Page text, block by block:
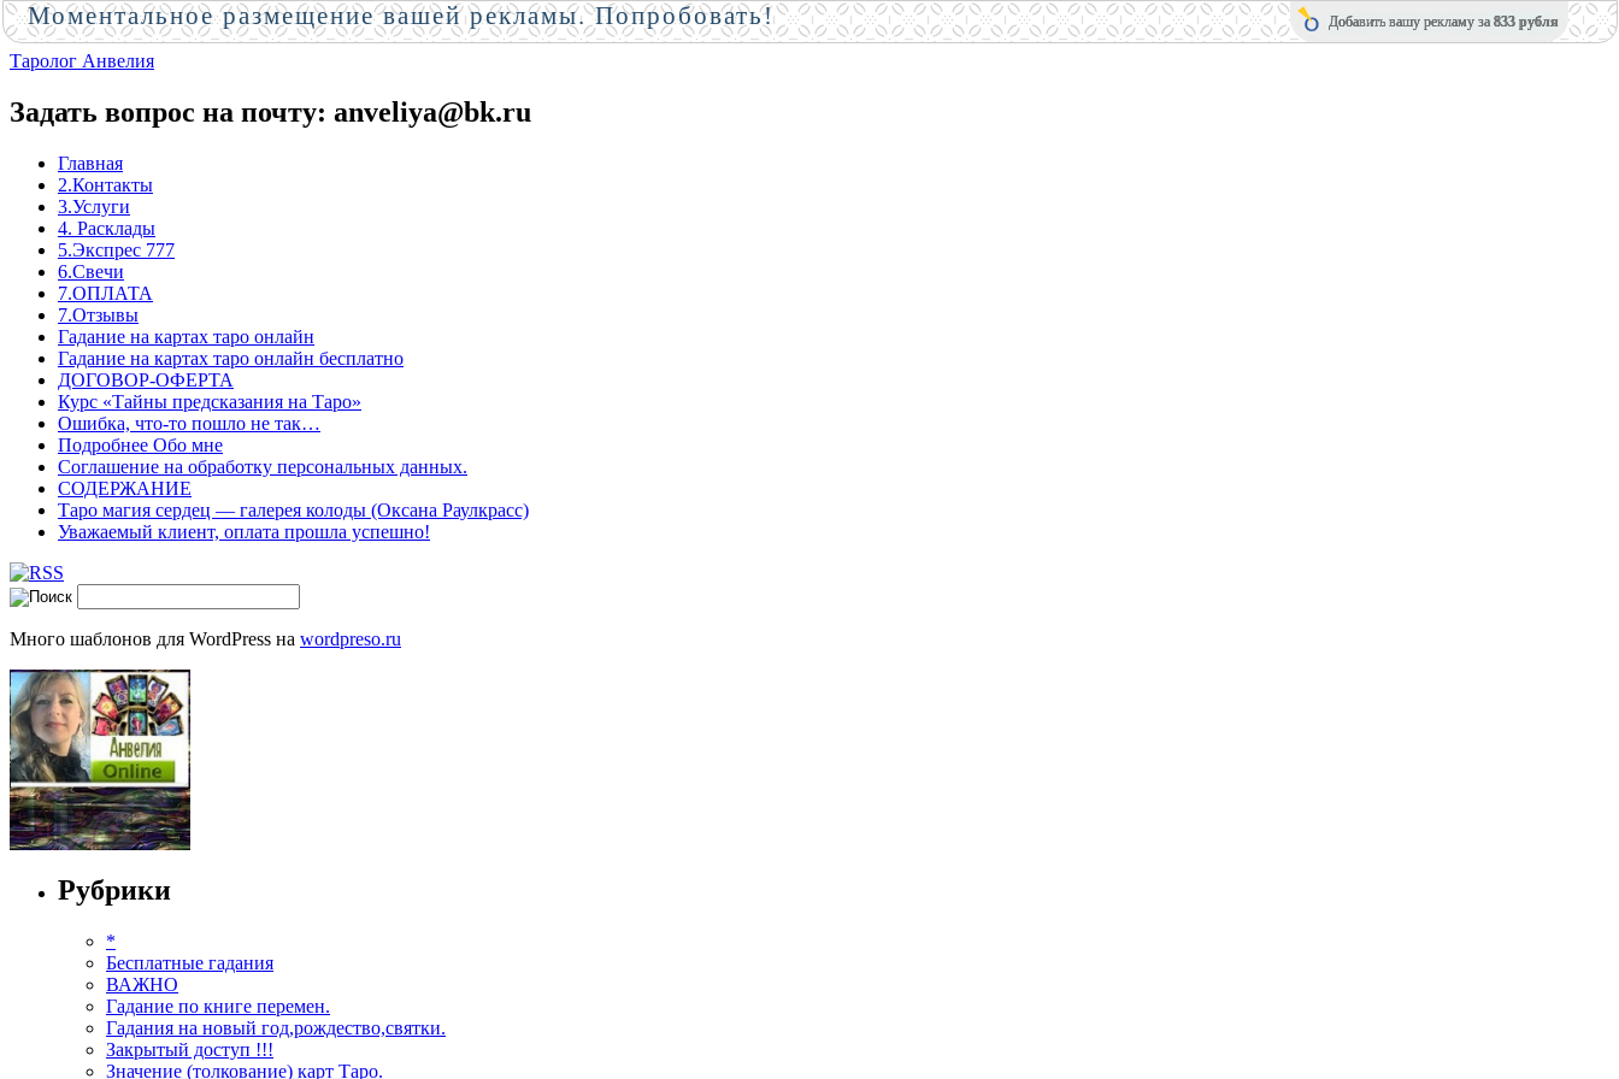
Таролог Анвелия
Задать вопрос на почту: anveliya@bk.ru
Главная
2.Контакты
3.Услуги
4. Расклады
5.Экспрес 777
6.Свечи
7.ОПЛАТА
7.Отзывы
Гадание на картах таро онлайн
Гадание на картах таро онлайн бесплатно
ДОГОВОР-ОФЕРТА
Курс «Тайны предсказания на Таро»
Ошибка, что-то пошло не так…
Подробнее Обо мне
Соглашение на обработку персональных данных.
СОДЕРЖАНИЕ
Таро магия сердец — галерея колоды (Оксана Раулкрасс)
Уважаемый клиент, оплата прошла успешно!
Много шаблонов для WordPress на wordpreso.ru
Рубрики
*
Бесплатные гадания
ВАЖНО
Гадание по книге перемен.
Гадания на новый год,рождество,святки.
Закрытый доступ !!!
Значение (толкование) карт Таро.
Моментальное размещение вашей рекламы. Попробовать! Добавить вашу рекламу за 833 рубля